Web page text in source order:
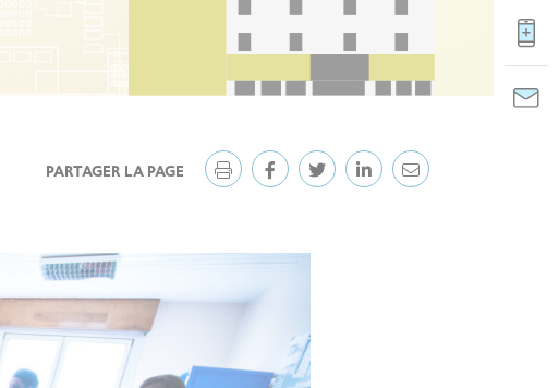
PARTAGER LA PAGE